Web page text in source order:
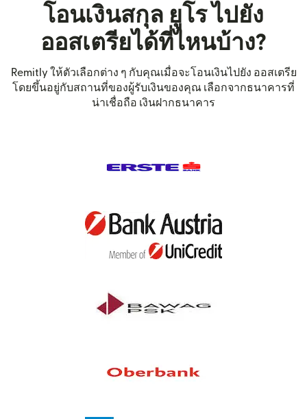
โอนเงินสกุล ยูโร ไปยัง
ออสเตรียได้ที่ไหนบ้าง?
Remitly ให้ตัวเลือกต่าง ๆ กับคุณเมื่อจะโอนเงินไปยัง ออสเตรีย
โดยขึ้นอยู่กับสถานที่ของผู้รับเงินของคุณ เลือกจากธนาคารที่
น่าเชื่อถือ เงินฝากธนาคาร